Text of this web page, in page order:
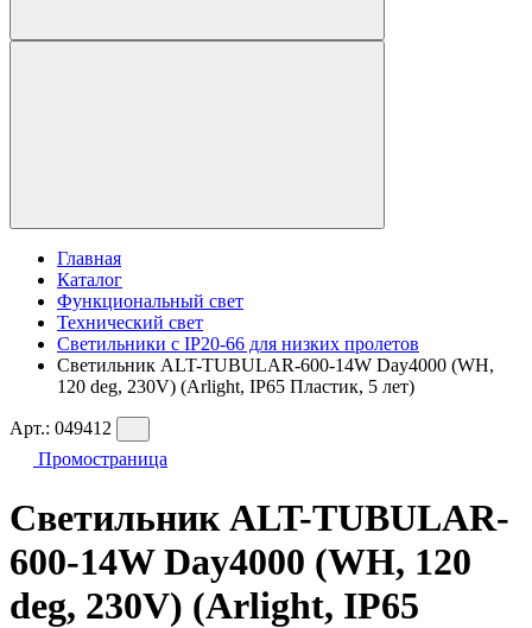
Главная
Каталог
Функциональный свет
Технический свет
Светильники с IP20-66 для низких пролетов
Светильник ALT-TUBULAR-600-14W Day4000 (WH,
120 deg, 230V) (Arlight, IP65 Пластик, 5 лет)
Арт.: 049412
Промостраница
Светильник ALT-TUBULAR-
600-14W Day4000 (WH, 120
deg, 230V) (Arlight, IP65